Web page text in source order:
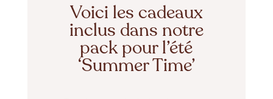
Voici les cadeaux
inclus dans notre
pack pour l’été
‘Summer Time’